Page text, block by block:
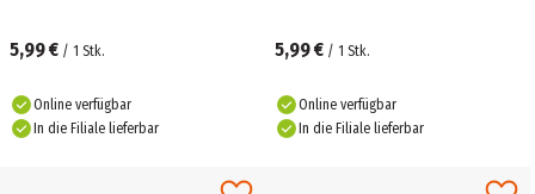
5,99 € / 1 Stk.
Online verfügbar
In die Filiale lieferbar
5,99 € / 1 Stk.
Online verfügbar
In die Filiale lieferbar